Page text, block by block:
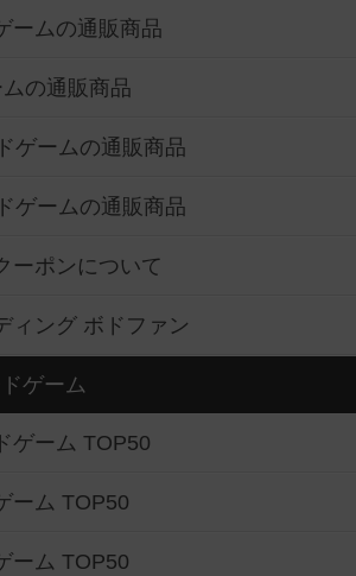
ームの通販商品
の通販商品
ゲームの通販商品
ゲームの通販商品
ーポンについて
ィング ボドファン
ゲーム
ゲーム TOP50
ーム TOP50
ーム TOP50